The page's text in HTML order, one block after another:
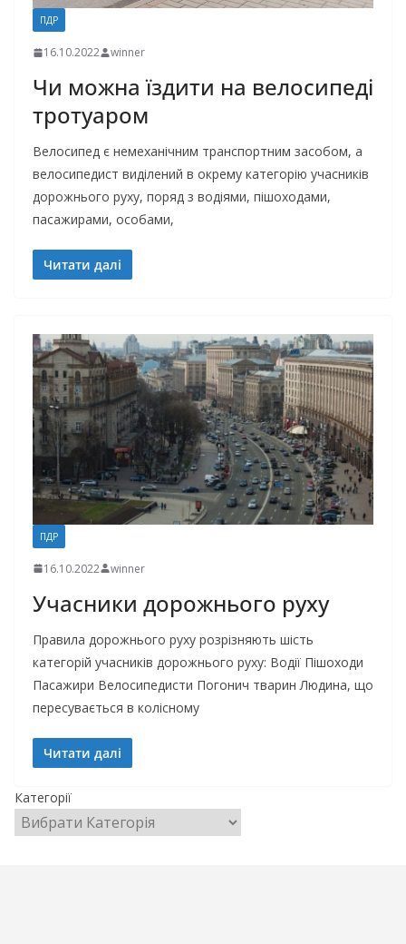
ПДР
16.10.2022 winner
Чи можна їздити на велосипеді
тротуаром
Велосипед є немеханічним транспортним засобом, а
велосипедист виділений в окрему категорію учасників
дорожнього руху, поряд з водіями, пішоходами,
пасажирами, особами,
Читати далі
ПДР
16.10.2022 winner
Учасники дорожнього руху
Правила дорожнього руху розрізняють шість
категорій учасників дорожнього руху: Водії Пішоходи
Пасажири Велосипедисти Погонич тварин Людина, що
пересувається в колісному
Читати далі
Категорії